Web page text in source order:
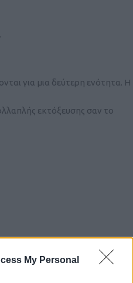
My Personal
για μια δεύτερη ενότητα. Η
εκτόξευσης σαν το